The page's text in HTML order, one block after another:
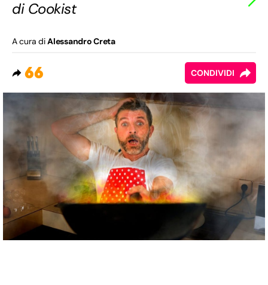
di Cookist
A cura diAlessandro Creta
66 CONDIVIDI